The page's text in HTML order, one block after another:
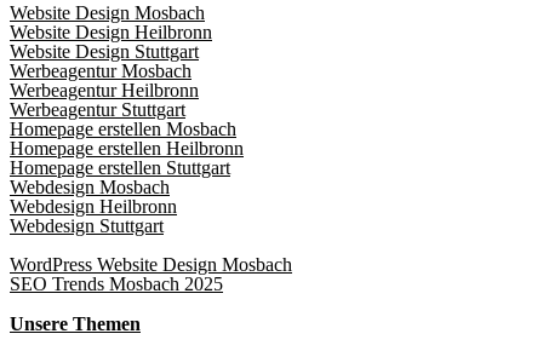
Website Design Mosbach
Website Design Heilbronn
Website Design Stuttgart
Werbeagentur Mosbach
Werbeagentur Heilbronn
Werbeagentur Stuttgart
Homepage erstellen Mosbach
Homepage erstellen Heilbronn
Homepage erstellen Stuttgart
Webdesign Mosbach
Webdesign Heilbronn
Webdesign Stuttgart
WordPress Website Design Mosbach
SEO Trends Mosbach 2025
Unsere Themen